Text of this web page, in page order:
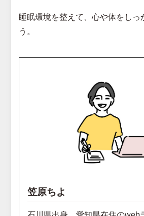
睡眠環境を整えて、心や体をしっ
う。
笠原ちよ